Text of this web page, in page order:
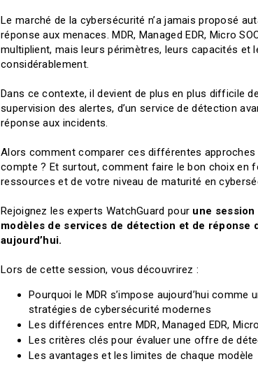
Le marché de la cybersécurité n’a jamais proposé
réponse aux menaces. MDR, Managed EDR, Micro
multiplient, mais leurs périmètres, leurs capacités et
considérablement.
Dans ce contexte, il devient de plus en plus difficile
supervision des alertes, d’un service de détection
réponse aux incidents.
Alors comment comparer ces différentes
compte ? Et surtout, comment faire le bon choix en
ressources et de votre niveau de maturité en
Rejoignez les experts WatchGuard pour une session
modèles de services de détection et de réponse
aujourd’hui.
Lors de cette session, vous découvrirez :
Pourquoi le MDR s’impose aujourd’hui comme
stratégies de cybersécurité modernes
Les différences entre MDR, Managed EDR,
Les critères clés pour évaluer une offre de
Les avantages et les limites de chaque modèle